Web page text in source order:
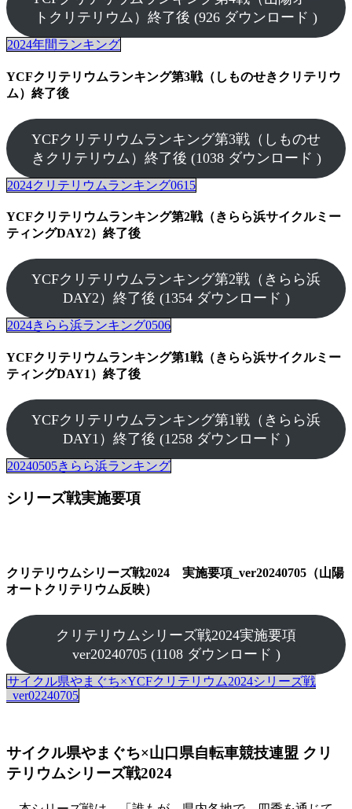
トクリテリウム）終了後 (926 ダウンロード )
2024年間ランキング
YCFクリテリウムランキング第3戦（しものせきクリテリウ
ム）終了後
YCFクリテリウムランキング第3戦（しものせ
きクリテリウム）終了後 (1038 ダウンロード )
2024クリテリウムランキング0615
YCFクリテリウムランキング第2戦（きらら浜サイクルミー
ティングDAY2）終了後
YCFクリテリウムランキング第2戦（きらら浜
DAY2）終了後 (1354 ダウンロード )
2024きらら浜ランキング0506
YCFクリテリウムランキング第1戦（きらら浜サイクルミー
ティングDAY1）終了後
YCFクリテリウムランキング第1戦（きらら浜
DAY1）終了後 (1258 ダウンロード )
20240505きらら浜ランキング
シリーズ戦実施要項
クリテリウムシリーズ戦2024 実施要項_ver20240705（山陽
オートクリテリウム反映）
クリテリウムシリーズ戦2024実施要項
ver20240705 (1108 ダウンロード )
サイクル県やまぐち×YCFクリテリウム2024シリーズ戦
_ver02240705
サイクル県やまぐち×山口県自転車競技連盟 クリ
テリウムシリーズ戦2024